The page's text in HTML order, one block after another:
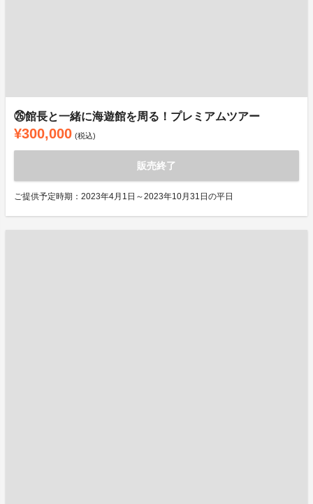
㉖館長と一緒に海遊館を周る！プレミアムツアー
¥300,000 (税込)
販売終了
ご提供予定時期：2023年4月1日～2023年10月31日の平日